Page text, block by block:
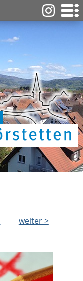
weiter >